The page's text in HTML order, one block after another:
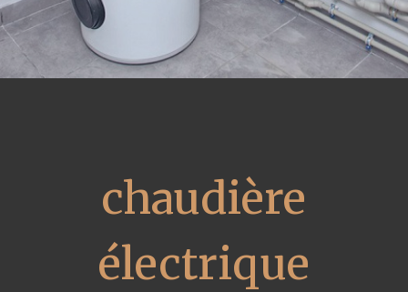
chaudière
électrique